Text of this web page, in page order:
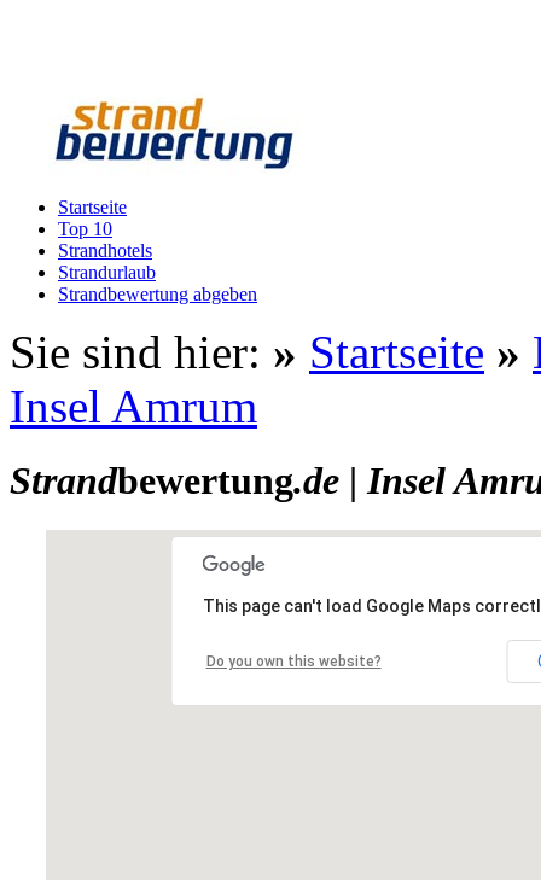
Startseite
Top 10
Strandhotels
Strandurlaub
Strandbewertung abgeben
Sie sind hier: » Startseite »
Insel Amrum
Strandbewertung.de |Insel
This page can't load Google Maps
Do you own this website?